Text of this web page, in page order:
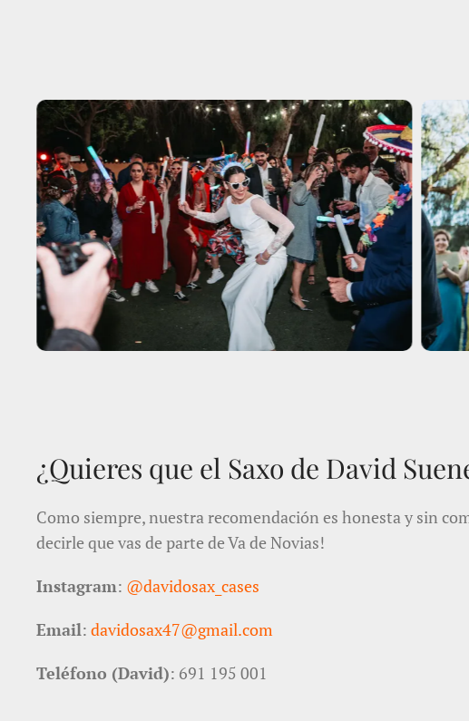
¿Quieres que el Saxo de David
Como siempre, nuestra recomendación es honesta y sin
decirle que vas de parte de Va de Novias!
Instagram: @davidosax_cases
Email: davidosax47@gmail.com
Teléfono (David): 691 195 001